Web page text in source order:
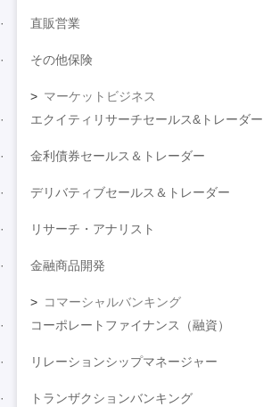
直販営業
その他保険
マーケットビジネス
エクイティリサーチセールス&トレーダー
金利債券セールス＆トレーダー
デリバティブセールス＆トレーダー
リサーチ・アナリスト
金融商品開発
コマーシャルバンキング
コーポレートファイナンス（融資）
リレーションシップマネージャー
トランザクションバンキング